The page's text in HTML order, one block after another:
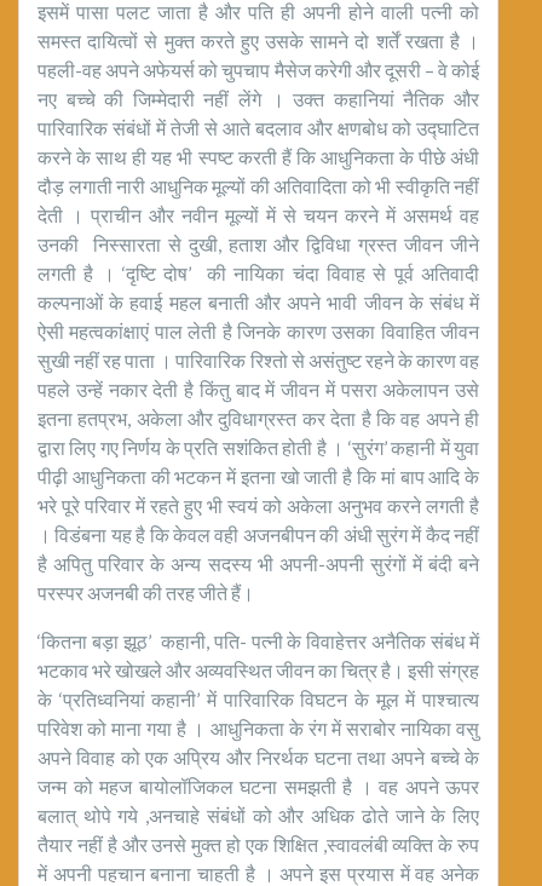
इसमें पासा पलट जाता है और पति ही अपनी होने वाली पत्नी को
समस्त दायित्वों से मुक्त करते हुए उसके सामने दो शर्तें रखता है ।
पहली-वह अपने अफेयर्स को चुपचाप मैसेज करेगी और दूसरी – वे कोई
नए बच्चे की जिम्मेदारी नहीं लेंगे । उक्त कहानियां नैतिक और
पारिवारिक संबंधों में तेजी से आते बदलाव और क्षणबोध को उद्घाटित
करने के साथ ही यह भी स्पष्ट करती हैं कि आधुनिकता के पीछे अंधी
दौड़ लगाती नारी आधुनिक मूल्यों की अतिवादिता को भी स्वीकृति नहीं
देती । प्राचीन और नवीन मूल्यों में से चयन करने में असमर्थ वह
उनकी निस्सारता से दुखी, हताश और द्विविधा ग्रस्त जीवन जीने
लगती है । ‘दृष्टि दोष’ की नायिका चंदा विवाह से पूर्व अतिवादी
कल्पनाओं के हवाई महल बनाती और अपने भावी जीवन के संबंध में
ऐसी महत्वकांक्षाएं पाल लेती है जिनके कारण उसका विवाहित जीवन
सुखी नहीं रह पाता । पारिवारिक रिश्तो से असंतुष्ट रहने के कारण वह
पहले उन्हें नकार देती है किंतु बाद में जीवन में पसरा अकेलापन उसे
इतना हतप्रभ, अकेला और दुविधाग्रस्त कर देता है कि वह अपने ही
द्वारा लिए गए निर्णय के प्रति सशंकित होती है । ‘सुरंग’ कहानी में युवा
पीढ़ी आधुनिकता की भटकन में इतना खो जाती है कि मां बाप आदि के
भरे पूरे परिवार में रहते हुए भी स्वयं को अकेला अनुभव करने लगती है
। विडंबना यह है कि केवल वही अजनबीपन की अंधी सुरंग में कैद नहीं
है अपितु परिवार के अन्य सदस्य भी अपनी-अपनी सुरंगों में बंदी बने
परस्पर अजनबी की तरह जीते हैं।
‘कितना बड़ा झूठ’ कहानी, पति- पत्नी के विवाहेत्तर अनैतिक संबंध में
भटकाव भरे खोखले और अव्यवस्थित जीवन का चित्र है। इसी संग्रह
के ‘प्रतिध्वनियां कहानी’ में पारिवारिक विघटन के मूल में पाश्चात्य
परिवेश को माना गया है । आधुनिकता के रंग में सराबोर नायिका वसु
अपने विवाह को एक अप्रिय और निरर्थक घटना तथा अपने बच्चे के
जन्म को महज बायोलॉजिकल घटना समझती है । वह अपने ऊपर
बलात् थोपे गये ,अनचाहे संबंधों को और अधिक ढोते जाने के लिए
तैयार नहीं है और उनसे मुक्त हो एक शिक्षित ,स्वावलंबी व्यक्ति के रुप
में अपनी पहचान बनाना चाहती है । अपने इस प्रयास में वह अनेक